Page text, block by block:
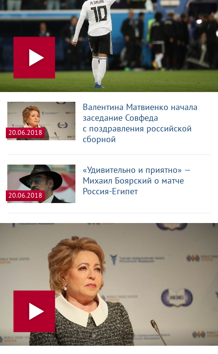
20.06.2018
Валентина Матвиенко начала
заседание Совфеда
с поздравления российской
сборной
20.06.2018
«Удивительно и приятно» —
Михаил Боярский о матче
Россия-Египет